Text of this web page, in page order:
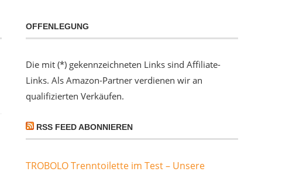
OFFENLEGUNG
Die mit (*) gekennzeichneten Links sind Affiliate-
Links. Als Amazon-Partner verdienen wir an
qualifizierten Verkäufen.
RSS FEED ABONNIEREN
TROBOLO Trenntoilette im Test – Unsere